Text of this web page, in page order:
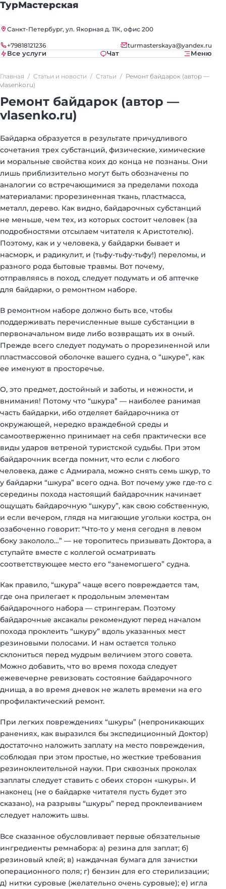
ТурМастерская
Санкт-Петербург, ул. Якорная д. 11К, офис 200
+79818121236 turmasterskaya@yandex.ru
Все услуги Чат Меню
Главная Статьи и новости Статьи
Ремонт байдарок (автор —
vlasenko.ru)
Ремонт байдарок (автор —
vlasenko.ru)
Байдарка образуется в результате причудливого
сочетания трех субстанций, физические, химические
и моральные свойства коих до конца не познаны. Они
лишь приблизительно могут быть обозначены по
аналогии со встречающимися за пределами похода
материалами: прорезиненная ткань, пластмасса,
металл, дерево. Как видно, байдарочных субстанций
не меньше, чем тех, из которых состоит человек (за
подробностями отсылаем читателя к Аристотелю).
Поэтому, как и у человека, у байдарки бывает и
насморк, и радикулит, и (тьфу-тьфу-тьфу!) переломы, и
разного рода бытовые травмы. Вот почему,
отправляясь в поход, следует подумать и об аптечке
для байдарки, о ремонтном наборе.
В ремонтном наборе должно быть все, чтобы
поддерживать перечисленные выше субстанции в
первоначальном виде либо возвращать их в оный.
Прежде всего следует подумать о прорезиненной или
пластмассовой оболочке вашего судна, о “шкуре”, как
ее именуют в просторечье.
О, это предмет, достойный и заботы, и нежности, и
внимания! Потому что “шкура” — наиболее ранимая
часть байдарки, ибо отделяет байдарочника от
окружающей, нередко враждебной среды и
самоотверженно принимает на себя практически все
виды ударов ветреной туристской судьбы. При этом
байдарочник всегда помнит, что если с любого
человека, даже с Адмирала, можно снять семь шкур, то
у байдарки “шкура” всего одна. Вот почему уже где-то с
середины похода настоящий байдарочник начинает
ощущать байдарочную “шкуру”, как свою собственную,
и если вечером, глядя на мигающие угольки костра, он
озабоченно говорит: “Что-то у меня сегодня в левом
боку закололо…” — не торопитесь призывать Доктора, а
ступайте вместе с коллегой осматривать
соответствующее место его “занемогшего” судна.
Как правило, “шкура” чаще всего повреждается там,
где она прилегает к продольным элементам
байдарочного набора — стрингерам. Поэтому
байдарочные аксакалы рекомендуют перед началом
похода проклеить “шкуру” вдоль указанных мест
резиновыми полосами. И нам остается только
склониться перед мудрым величием этого совета.
Можно добавить, что во время похода следует
ежевечерне ревизовать состояние байдарочного
днища, а во время дневок не жалеть времени на его
профилактический ремонт.
При легких повреждениях “шкуры” (непроникающих
ранениях, как выразился бы экспедиционный Доктор)
достаточно наложить заплату на место повреждения,
соблюдая при этом простые, но жесткие требования
резиноклеительной науки. При сквозных проколах
заплаты следует ставить с обеих сторон «шкуры». И
наконец (не о байдарке читателя пусть будет это
сказано), на разрывы “шкуры” перед проклеиванием
следует наложить швы.
Все сказанное обусловливает первые обязательные
ингредиенты ремнабора: а) резина для заплат; б)
резиновый клей; в) наждачная бумага для зачистки
операционного поля; г) бензин для его стерилизации;
д) нитки суровые (желательно очень суровые); е) игла